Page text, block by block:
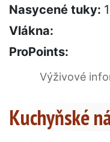
Nasycené tuky:
Vlákna:
ProPoints:
Výživové
Kuchyňské